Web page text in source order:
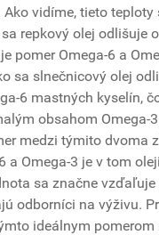
Ako vidíme, tieto
repkový olej odlišuje
pomer Omega-6 a
sa slnečnicový olej
6 mastných kyselín,
obsahom Omega-
medzi týmito dvoma
a Omega-3 je v tom
sa značne vzďaľuje
odborníci na výživu.
ideálnym pomerom